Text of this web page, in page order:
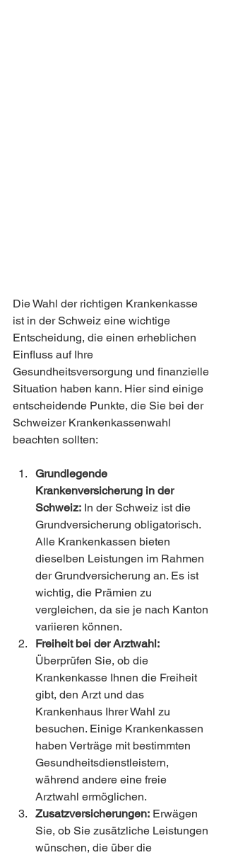
Die Wahl der richtigen Krankenkasse
ist in der Schweiz eine wichtige
Entscheidung, die einen erheblichen
Einfluss auf Ihre
Gesundheitsversorgung und finanzielle
Situation haben kann. Hier sind einige
entscheidende Punkte, die Sie bei der
Schweizer Krankenkassenwahl
beachten sollten:
Grundlegende
Krankenversicherung in der
Schweiz: In der Schweiz ist die
Grundversicherung obligatorisch.
Alle Krankenkassen bieten
dieselben Leistungen im Rahmen
der Grundversicherung an. Es ist
wichtig, die Prämien zu
vergleichen, da sie je nach Kanton
variieren können.
Freiheit bei der Arztwahl:
Überprüfen Sie, ob die
Krankenkasse Ihnen die Freiheit
gibt, den Arzt und das
Krankenhaus Ihrer Wahl zu
besuchen. Einige Krankenkassen
haben Verträge mit bestimmten
Gesundheitsdienstleistern,
während andere eine freie
Arztwahl ermöglichen.
Zusatzversicherungen: Erwägen
Sie, ob Sie zusätzliche Leistungen
wünschen, die über die